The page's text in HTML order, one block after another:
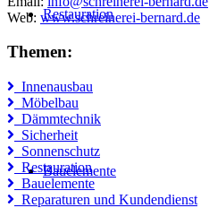
Restauration
Bauelemente
Web: www.schreinerei-bernard.de
Themen:
Innenausbau
Möbelbau
Dämmtechnik
Sicherheit
Sonnenschutz
Restauration
Bauelemente
Reparaturen und Kundendienst